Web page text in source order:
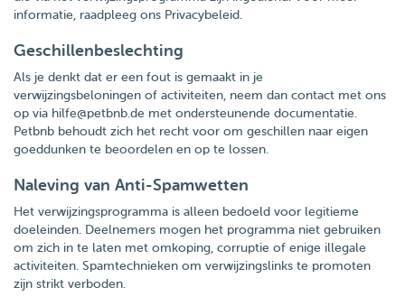
informatie, raadpleeg ons Privacybeleid.
Geschillenbeslechting
Als je denkt dat er een fout is gemaakt in je
verwijzingsbeloningen of activiteiten, neem dan contact met ons
op via hilfe@petbnb.de met ondersteunende documentatie.
Petbnb behoudt zich het recht voor om geschillen naar eigen
goeddunken te beoordelen en op te lossen.
Naleving van Anti-Spamwetten
Het verwijzingsprogramma is alleen bedoeld voor legitieme
doeleinden. Deelnemers mogen het programma niet gebruiken
om zich in te laten met omkoping, corruptie of enige illegale
activiteiten. Spamtechnieken om verwijzingslinks te promoten
zijn strikt verboden.